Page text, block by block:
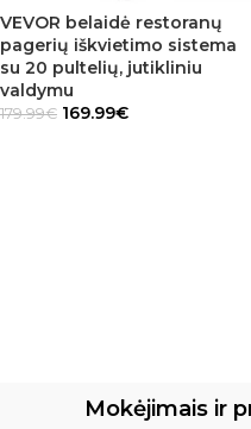
VEVOR belaidė restoranų
pagerių iškvietimo sistema
su 20 pultelių, jutikliniu
valdymu
179.99€ 169.99€
Mokėjimais ir